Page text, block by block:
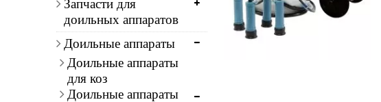
Запчасти для
доильных аппаратов
Доильные аппараты
Доильные аппараты
для коз
Доильные аппараты